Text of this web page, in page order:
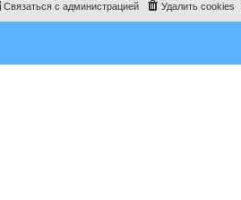
Удалить cookies
Связаться с администрацией